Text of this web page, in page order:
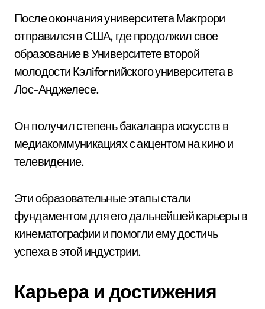
После окончания университета Макгрори
отправился в США, где продолжил свое
образование в Университете второй
молодости Кэлifornийского университета в
Лос-Анджелесе.
Он получил степень бакалавра искусств в
медиакоммуникациях с акцентом на кино и
телевидение.
Эти образовательные этапы стали
фундаментом для его дальнейшей карьеры в
кинематографии и помогли ему достичь
успеха в этой индустрии.
Карьера и достижения